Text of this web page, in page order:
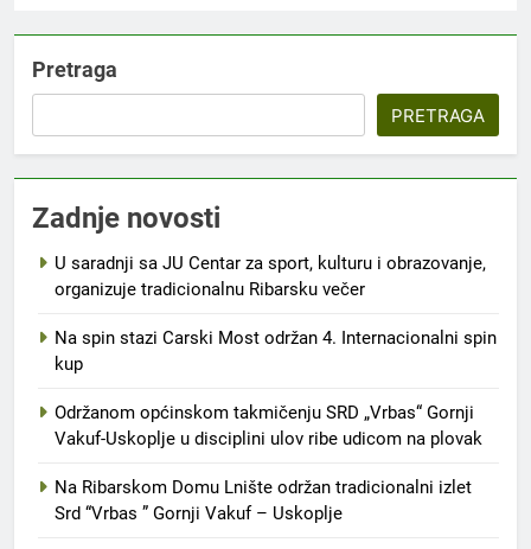
Pretraga
PRETRAGA
Zadnje novosti
U saradnji sa JU Centar za sport, kulturu i obrazovanje,
organizuje tradicionalnu Ribarsku večer
Na spin stazi Carski Most održan 4. Internacionalni spin
kup
Održanom općinskom takmičenju SRD „Vrbas“ Gornji
Vakuf-Uskoplje u disciplini ulov ribe udicom na plovak
Na Ribarskom Domu Lnište održan tradicionalni izlet
Srd “Vrbas ” Gornji Vakuf – Uskoplje